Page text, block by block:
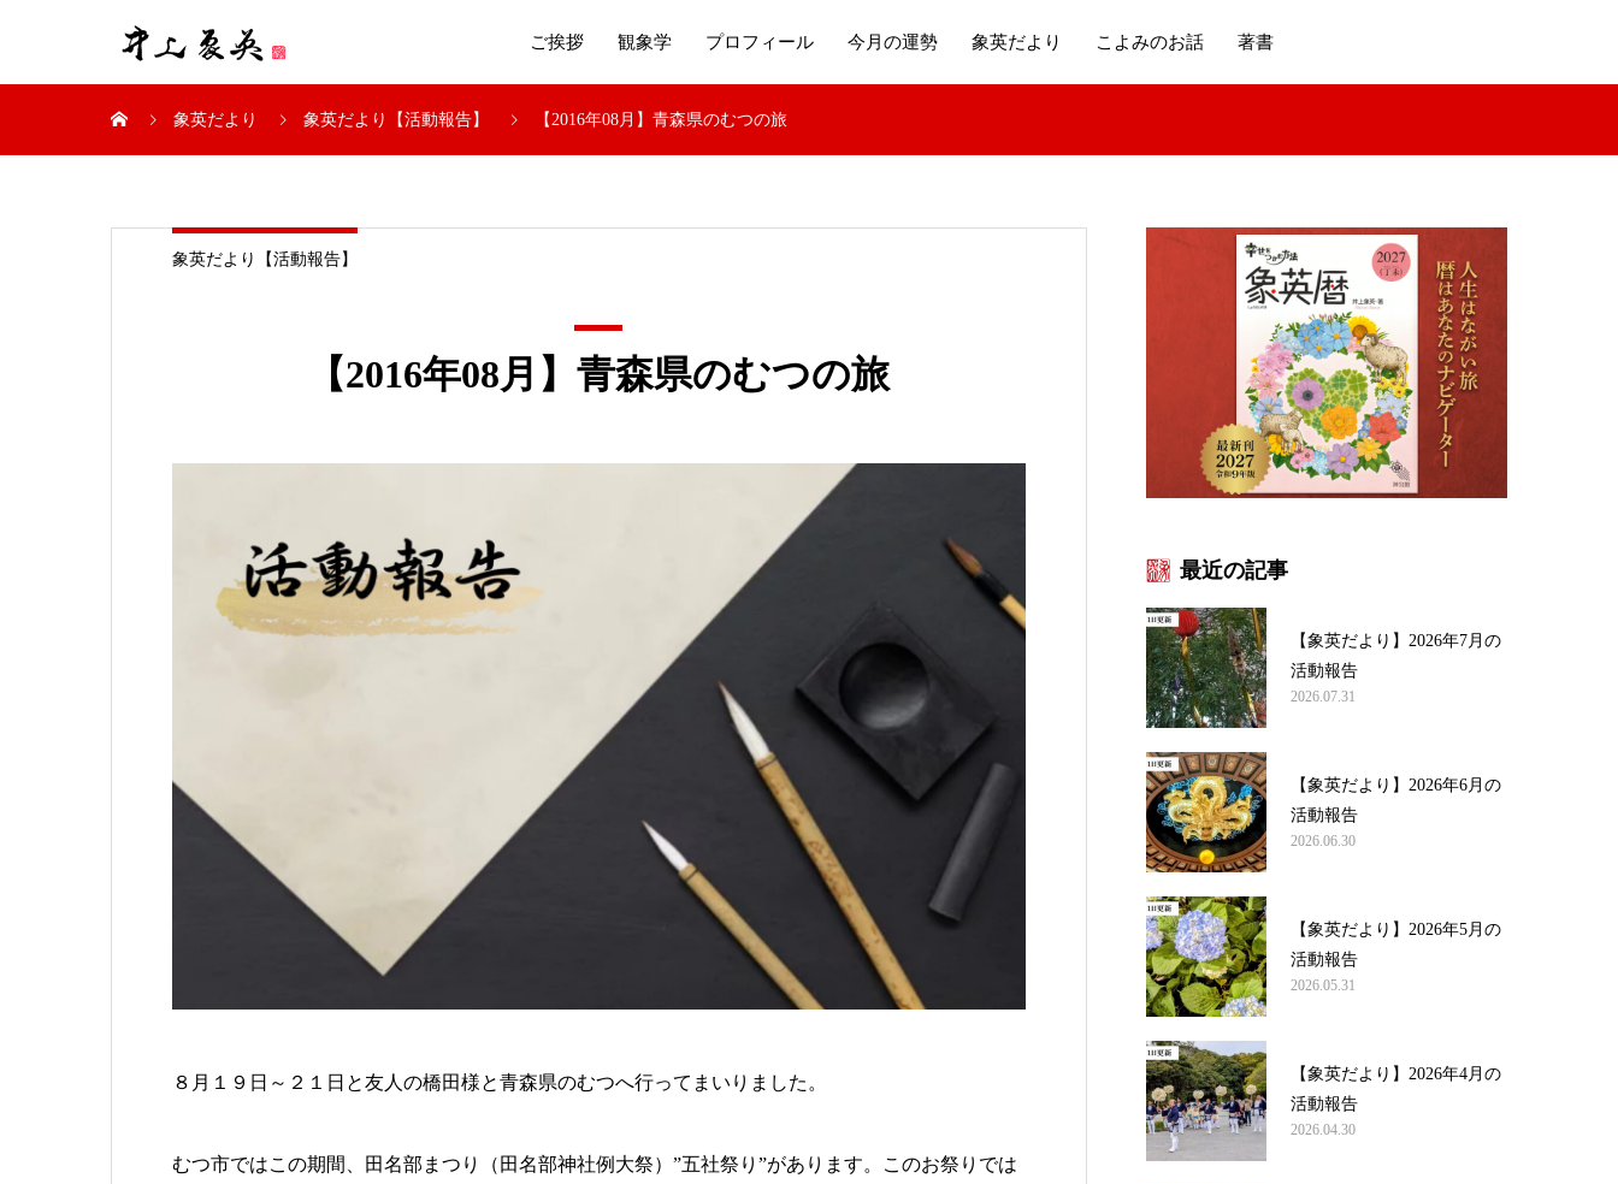
ご挨拶 観象学 プロフィール 今月の運勢 象英だより こよみのお話 著書
象英だより 象英だより【活動報告】 【2016年08月】青森県のむつの旅
象英だより【活動報告】
【2016年08月】青森県のむつの旅
８月１９日～２１日と友人の橋田様と青森県のむつへ行ってまいりました。
むつ市ではこの期間、田名部まつり（田名部神社例大祭）”五社祭り”があります。このお祭りでは
最近の記事
【象英だより】2026年7月の
活動報告
2026.07.31
【象英だより】2026年6月の
活動報告
2026.06.30
【象英だより】2026年5月の
活動報告
2026.05.31
【象英だより】2026年4月の
活動報告
2026.04.30